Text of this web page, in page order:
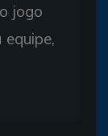
jogo